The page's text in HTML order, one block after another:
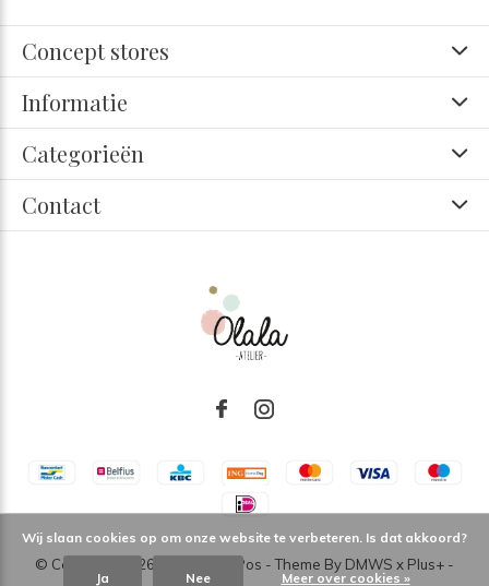
Concept stores
Informatie
Categorieën
Contact
© Copyright 2026 - Theme RePos - Theme By DMWS x Plus+ -
Wij slaan cookies op om onze website te verbeteren. Is dat akkoord?
Ja Nee Meer over cookies »